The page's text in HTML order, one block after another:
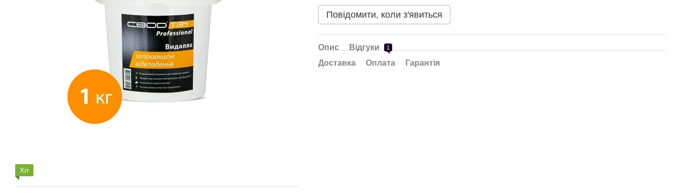
Хіт
Повідомити, коли з'явиться
Опис Відгуки 1
Доставка Оплата Гарантія